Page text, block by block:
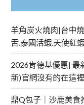
羊角炭火燒肉|台中
舌.泰國活蝦.天使紅
2026肯德基優惠| 最
新)官網沒有的在這
鼎Q包子｜沙鹿美食